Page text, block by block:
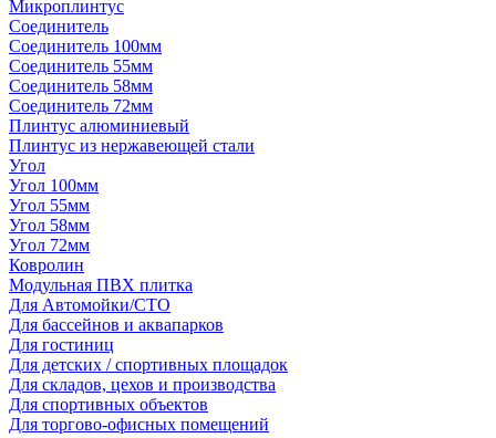
Микроплинтус
Соединитель
Соединитель 100мм
Соединитель 55мм
Соединитель 58мм
Соединитель 72мм
Плинтус алюминиевый
Плинтус из нержавеющей стали
Угол
Угол 100мм
Угол 55мм
Угол 58мм
Угол 72мм
Ковролин
Модульная ПВХ плитка
Для Автомойки/СТО
Для бассейнов и аквапарков
Для гостиниц
Для детских / спортивных площадок
Для складов, цехов и производства
Для спортивных объектов
Для торгово-офисных помещений